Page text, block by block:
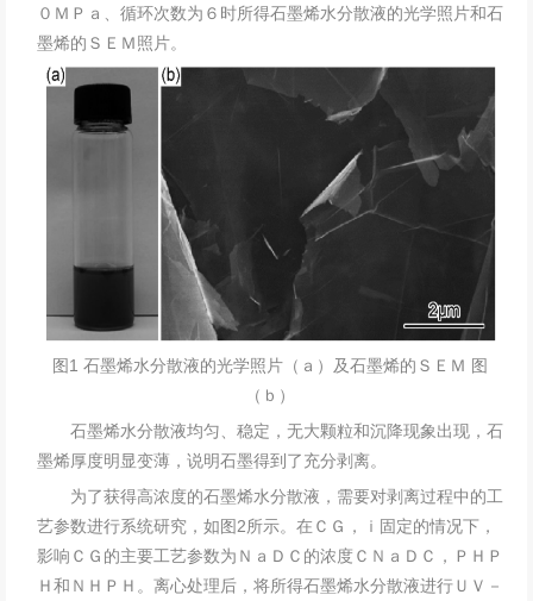
０ＭＰａ、循环次数为６时所得石墨烯水分散液的光学照片和石
墨烯的ＳＥＭ照片。
图1 石墨烯水分散液的光学照片（ａ）及石墨烯的ＳＥＭ 图
（ｂ）
石墨烯水分散液均匀、稳定，无大颗粒和沉降现象出现，石
墨烯厚度明显变薄，说明石墨得到了充分剥离。
为了获得高浓度的石墨烯水分散液，需要对剥离过程中的工
艺参数进行系统研究，如图2所示。在ＣＧ，ｉ固定的情况下，
影响ＣＧ的主要工艺参数为ＮａＤＣ的浓度ＣＮａＤＣ，ＰＨＰ
Ｈ和ＮＨＰＨ。离心处理后，将所得石墨烯水分散液进行ＵＶ－